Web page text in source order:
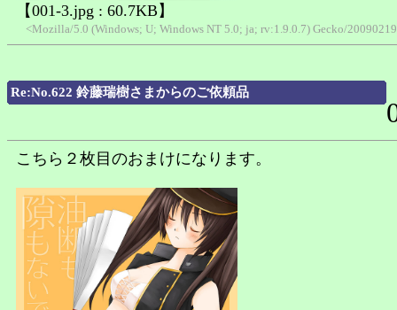
【001-3.jpg : 60.7KB】
<Mozilla/5.0 (Windows; U; Windows NT 5.0; ja; rv:1.9.0.7) Gecko/
Re:No.622 鈴藤瑞樹さまからのご依頼品
こちら２枚目のおまけになります。